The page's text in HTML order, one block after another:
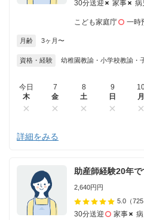
30分送迎 家事 病
こども家庭庁 一時
月齢 3ヶ月〜
資格・経験 幼稚園教諭・小学校教諭・
今日
木
7
金
8
土
9
日
月
詳細をみる
助産師経験20年で
2,640円円
5.0 （725
30分送迎 家事